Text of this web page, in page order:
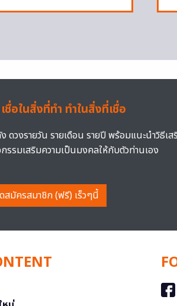
ชื่อในสิ่งที่ทำ ทำในสิ่งที่เชื่อ
ดวงรายวัน รายเดือน รายปี พร้อมแนะนำวิธีเส
รรมเสริมความเป็นมงคลให้กับตัวท่านเอง
สมัครสมาชิก (ฟรี) เร็วๆนี้